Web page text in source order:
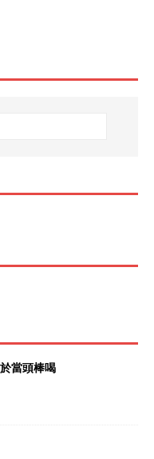
當頭棒喝